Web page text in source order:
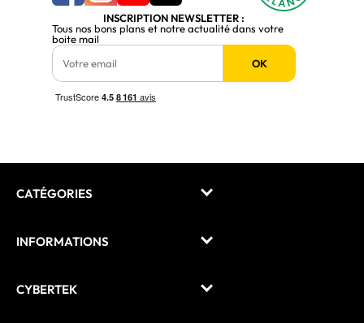
INSCRIPTION NEWSLETTER :
Tous nos bons plans et notre actualité dans votre
boite mail
OK
CATÉGORIES
INFORMATIONS
CYBERTEK